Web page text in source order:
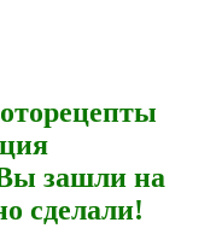
зашли на
сделали!